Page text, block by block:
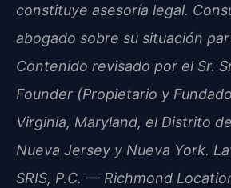
constituye asesoría legal.
abogado sobre su situación
Contenido revisado por el Sr.
Founder (Propietario y
Virginia, Maryland, el Distrito
Nueva Jersey y Nueva York.
SRIS, P.C. — Richmond